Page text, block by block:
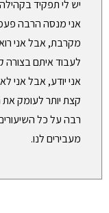
יש לי תפקיד
אני מנסה הרבה
מקרבת, אבל אני
לעבוד איתם בצורה
אני יודע, אבל אני
קצת יותר לעומק את
רבה על כל
מעבירים לנו.